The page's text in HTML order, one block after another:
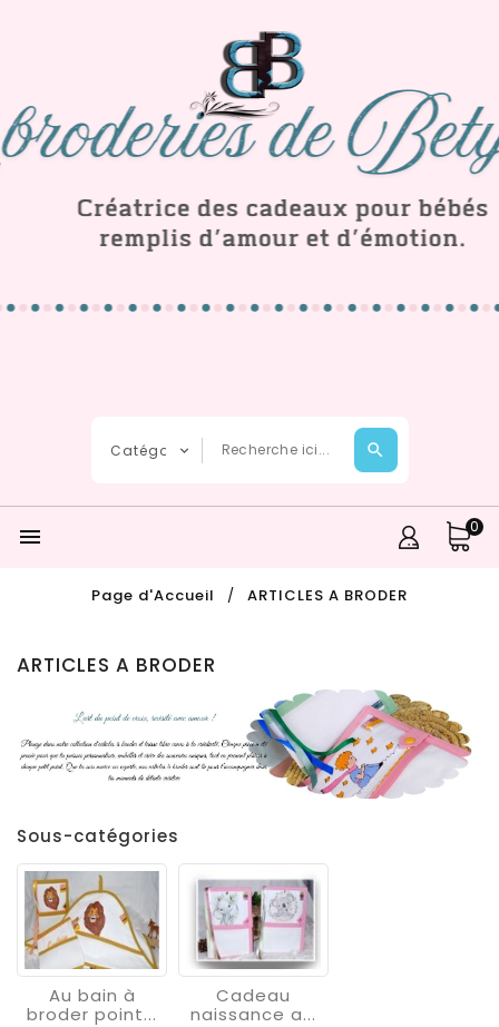
 0
Page d'Accueil ARTICLES A BRODER
ARTICLES A BRODER
Sous-catégories
Au bain à
broder point...
Cadeau
naissance a...